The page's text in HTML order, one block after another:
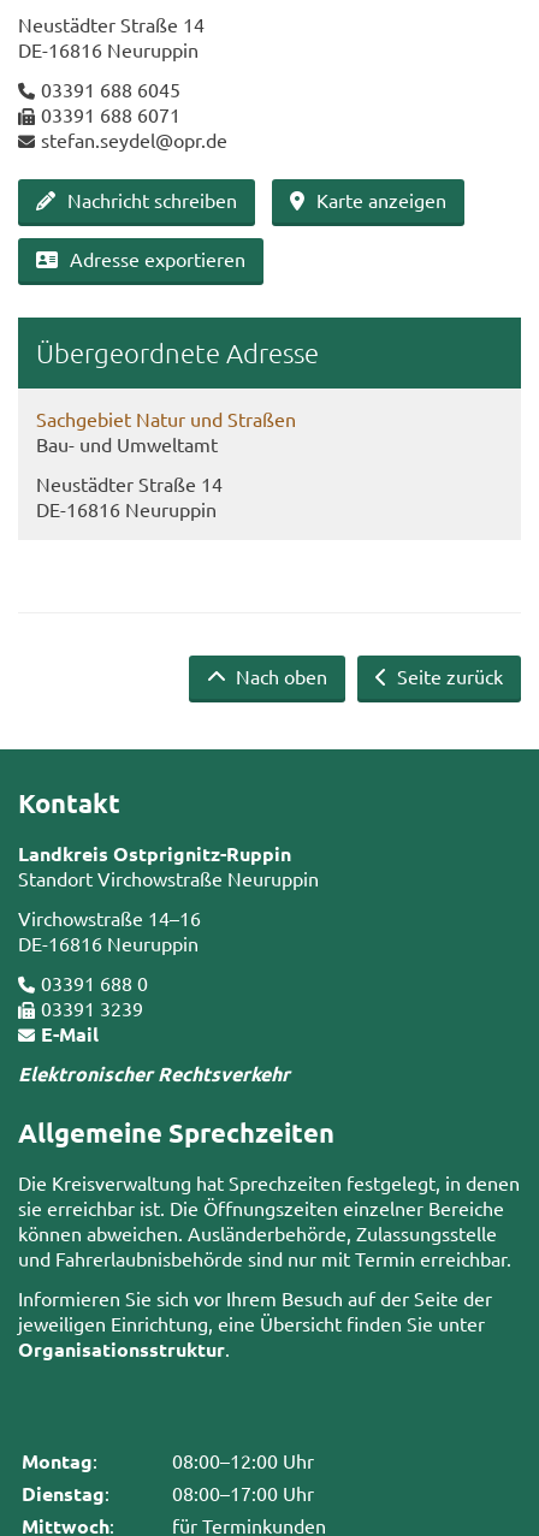
Neu­städ­ter Stra­ße 14
DE-​16816 Neu­rup­pin
03391 688 6045
03391 688 6071
ste­fan.sey­del@opr.de
Nach­richt schrei­ben Karte an­zei­gen
Adres­se ex­por­tie­ren
Über­ge­ord­ne­te Adres­se
Sach­ge­biet Natur und Stra­ßen
Bau- und Um­welt­amt
Neu­städ­ter Stra­ße 14
DE-​16816 Neu­rup­pin
Seite zurück
Nach oben
Kontakt
Landkreis Ostprignitz-Ruppin
Standort Virchowstraße Neuruppin
Virchowstraße 14–16
DE-16816 Neuruppin
03391 688 0
03391 3239
E-Mail
Elektronischer Rechtsverkehr
Allgemeine Sprechzeiten
Die Kreisverwaltung hat Sprechzeiten festgelegt, in denen
sie erreichbar ist. Die Öffnungszeiten einzelner Bereiche
können abweichen. Ausländerbehörde, Zulassungsstelle
und Fahrerlaubnisbehörde sind nur mit Termin erreichbar.
Informieren Sie sich vor Ihrem Besuch auf der Seite der
jeweiligen Einrichtung, eine Übersicht finden Sie unter
Organisationsstruktur
Montag: 08:00–12:00 Uhr
Dienstag: 08:00–17:00 Uhr
Mittwoch: für Terminkunden